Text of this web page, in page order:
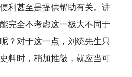
利甚至是提供帮助有关。讲
完全不考虑这一极大不同于
？对于这一点，刘统先生只
料时，稍加推敲，就应当可